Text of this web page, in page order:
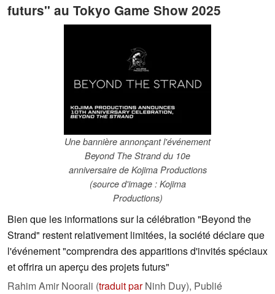
futurs" au Tokyo Game Show 2025
Une bannière annonçant l'événement
Beyond The Strand du 10e
anniversaire de Kojima Productions
(source d'image : Kojima
Productions)
Bien que les informations sur la célébration "Beyond the
Strand" restent relativement limitées, la société déclare que
l'événement "comprendra des apparitions d'invités spéciaux
et offrira un aperçu des projets futurs"
Rahim Amir Noorali (traduit parNinh Duy), Publié